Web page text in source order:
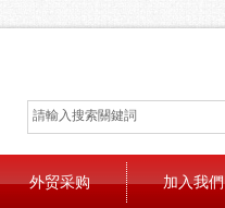
外贸采购 加入我們